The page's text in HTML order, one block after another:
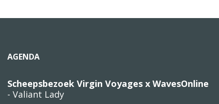
AGENDA
Scheepsbezoek Virgin Voyages x WavesOnline
- Valiant Lady